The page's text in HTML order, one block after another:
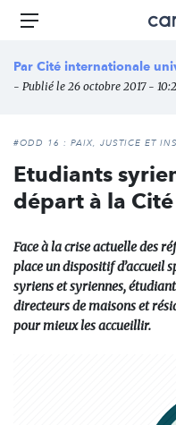
Aller
principal
des
Menu
Par Cité internationale
- Publié le 26 octobre 2017 -
#ODD 16 : PAIX, JUSTICE ET
Etudiants
départ à la
Face à la crise actuelle des
place un dispositif d’accueil
syriens et syriennes,
directeurs de maisons et
pour mieux les accueillir.